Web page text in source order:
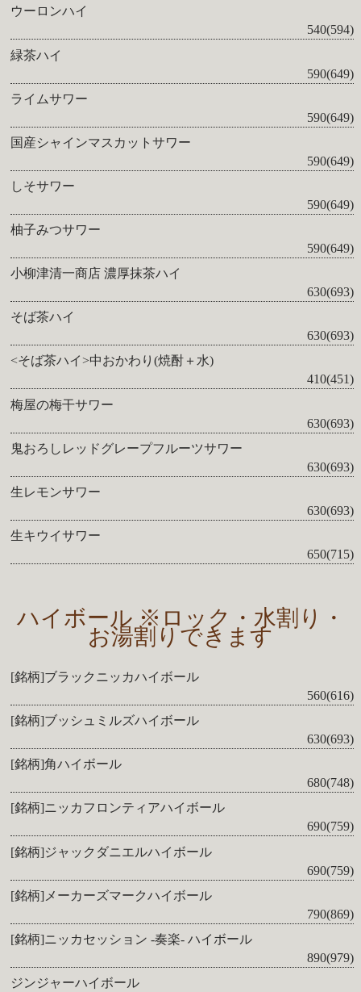
ウーロンハイ
540(594)
緑茶ハイ
590(649)
ライムサワー
590(649)
国産シャインマスカットサワー
590(649)
しそサワー
590(649)
柚子みつサワー
590(649)
小柳津清一商店 濃厚抹茶ハイ
630(693)
そば茶ハイ
630(693)
<そば茶ハイ>中おかわり(焼酎＋水)
410(451)
梅屋の梅干サワー
630(693)
鬼おろしレッドグレープフルーツサワー
630(693)
生レモンサワー
630(693)
生キウイサワー
650(715)
ハイボール ※ロック・水割り・
お湯割りできます
[銘柄]ブラックニッカハイボール
560(616)
[銘柄]ブッシュミルズハイボール
630(693)
[銘柄]角ハイボール
680(748)
[銘柄]ニッカフロンティアハイボール
690(759)
[銘柄]ジャックダニエルハイボール
690(759)
[銘柄]メーカーズマークハイボール
790(869)
[銘柄]ニッカセッション -奏楽- ハイボール
890(979)
ジンジャーハイボール